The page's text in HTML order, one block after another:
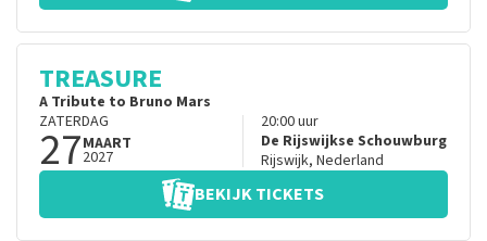
TREASURE
A Tribute to Bruno Mars
ZATERDAG
27MAART
2027
20:00uur
De Rijswijkse Schouwburg
Rijswijk, Nederland
BEKIJK TICKETS